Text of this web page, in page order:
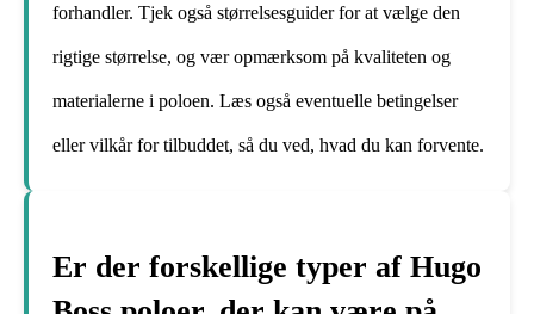
forhandler. Tjek også størrelsesguider for at vælge den
rigtige størrelse, og vær opmærksom på kvaliteten og
materialerne i poloen. Læs også eventuelle betingelser
eller vilkår for tilbuddet, så du ved, hvad du kan forvente.
Er der forskellige typer af Hugo